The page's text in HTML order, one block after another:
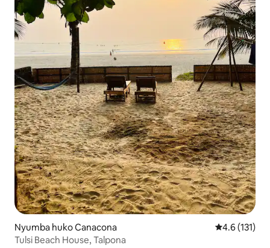
Nyumba huko Canacona Ukadiriaji wa
4.6 (131)
Tulsi Beach House, Talpona